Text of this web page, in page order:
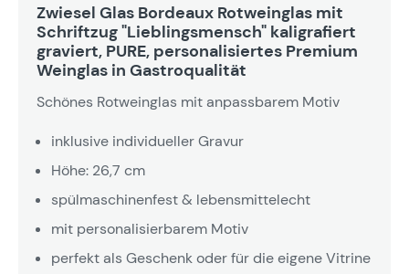
Zwiesel Glas Bordeaux Rotweinglas mit
Schriftzug "Lieblingsmensch" kaligrafiert
graviert, PURE, personalisiertes Premium
Weinglas in Gastroqualität
Schönes Rotweinglas mit anpassbarem Motiv
inklusive individueller Gravur
Höhe: 26,7 cm
spülmaschinenfest & lebensmittelecht
mit personalisierbarem Motiv
perfekt als Geschenk oder für die eigene Vitrine